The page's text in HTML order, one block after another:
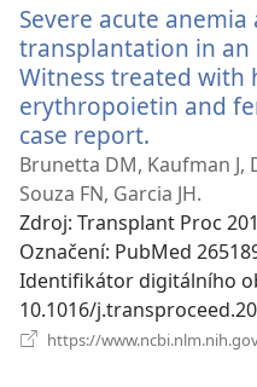
Severe acute
transplantation in an
Witness treated with
erythropoietin and
case report.
nové
okno)
Brunetta DM, Kaufman J,
Souza FN, Garcia JH.
Zdroj‎: Transplant Proc
Označení‎: PubMed
Identifikátor digitálního
10.1016/
https://